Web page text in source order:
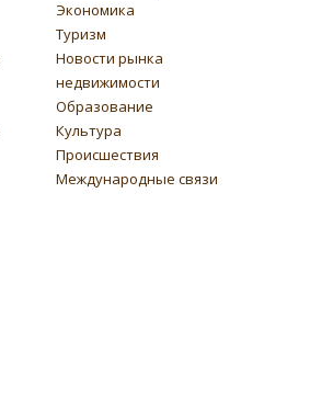
Экономика
Туризм
Новости рынка
недвижимости
Образование
Культура
Происшествия
Международные связи